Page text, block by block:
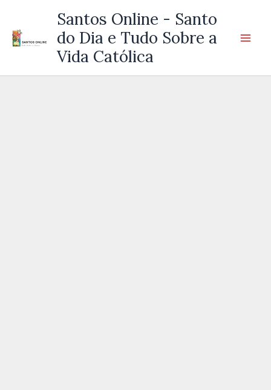
Santos Online - Santo
do Dia e Tudo Sobre a
Vida Católica